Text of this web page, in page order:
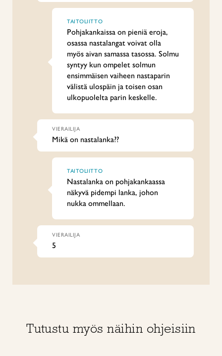
TAITOLIITTO
Pohjakankaissa on pieniä eroja,
osassa nastalangat voivat olla
myös aivan samassa tasossa. Solmu
syntyy kun ompelet solmun
ensimmäisen vaiheen nastaparin
välistä ulospäin ja toisen osan
ulkopuolelta parin keskelle.
VIERAILIJA
Mikä on nastalanka??
TAITOLIITTO
Nastalanka on pohjakankaassa
näkyvä pidempi lanka, johon
nukka ommellaan.
VIERAILIJA
5
Tutustu myös näihin ohjeisiin